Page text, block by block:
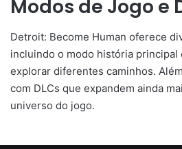
Modos de Jogo e
Detroit: Become Human oferece
incluindo o modo história principal
explorar diferentes caminhos.
com DLCs que expandem ainda
universo do jogo.